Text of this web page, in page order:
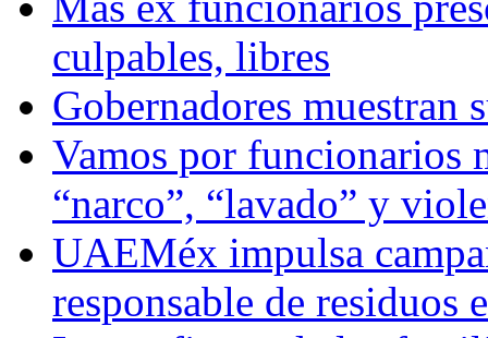
culpables, libres
Gobernadores muestran
Vamos por funcionarios
“narco”, “lavado” y
UAEMéx impulsa
responsable de residuos